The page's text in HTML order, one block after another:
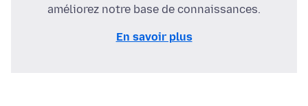
améliorez notre base de connaissances.
En savoir plus